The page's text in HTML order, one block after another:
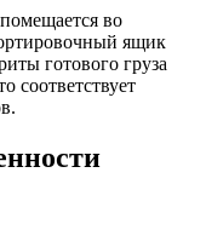
во
ящик
готового груза
соответствует